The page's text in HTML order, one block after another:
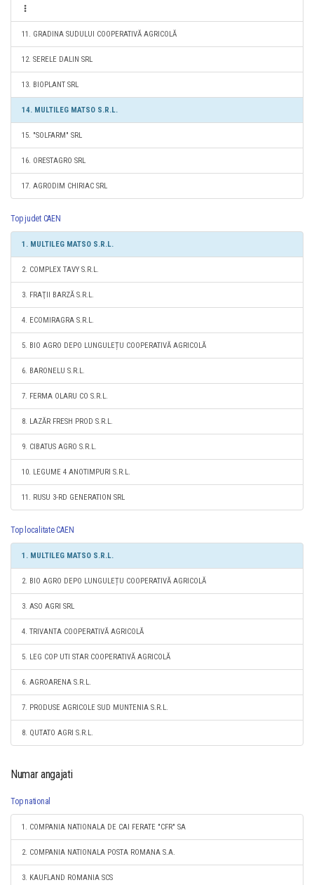
11. GRADINA SUDULUI COOPERATIVĂ AGRICOLĂ
12. SERELE DALIN SRL
13. BIOPLANT SRL
14. MULTILEG MATSO S.R.L.
15. "SOLFARM" SRL
16. ORESTAGRO SRL
17. AGRODIM CHIRIAC SRL
Top judet CAEN
1. MULTILEG MATSO S.R.L.
2. COMPLEX TAVY S.R.L.
3. FRAŢII BARZĂ S.R.L.
4. ECOMIRAGRA S.R.L.
5. BIO AGRO DEPO LUNGULEȚU COOPERATIVĂ AGRICOLĂ
6. BARONELU S.R.L.
7. FERMA OLARU CO S.R.L.
8. LAZĂR FRESH PROD S.R.L.
9. CIBATUS AGRO S.R.L.
10. LEGUME 4 ANOTIMPURI S.R.L.
11. RUSU 3-RD GENERATION SRL
Top localitate CAEN
1. MULTILEG MATSO S.R.L.
2. BIO AGRO DEPO LUNGULEȚU COOPERATIVĂ AGRICOLĂ
3. ASO AGRI SRL
4. TRIVANTA COOPERATIVĂ AGRICOLĂ
5. LEG COP UTI STAR COOPERATIVĂ AGRICOLĂ
6. AGROARENA S.R.L.
7. PRODUSE AGRICOLE SUD MUNTENIA S.R.L.
8. QUTATO AGRI S.R.L.
Numar angajati
Top national
1. COMPANIA NATIONALA DE CAI FERATE "CFR" SA
2. COMPANIA NATIONALA POSTA ROMANA S.A.
3. KAUFLAND ROMANIA SCS